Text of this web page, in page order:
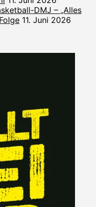
DMJ – „Alles
11. Juni 2026